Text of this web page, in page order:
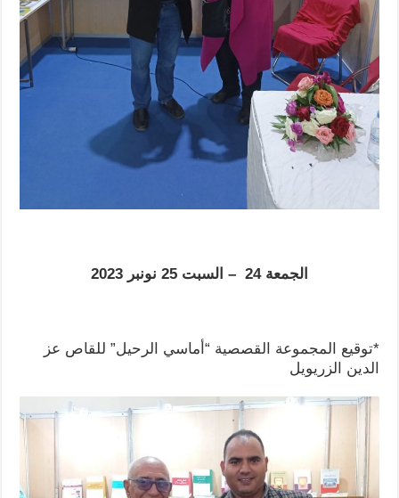
الجمعة 24 – السبت 25 نونبر 2023
*توقيع المجموعة القصصية “أماسي الرحيل” للقاص عز
الدين الزريويل